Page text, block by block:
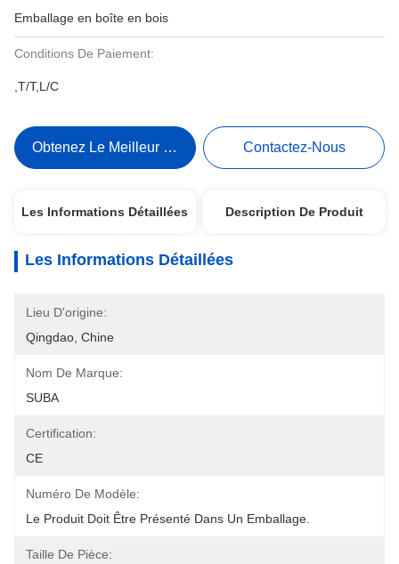
Emballage en boîte en bois
Conditions De Paiement:
,T/T,L/C
Obtenez Le Meilleur Prix Contactez-Nous
Les Informations Détaillées Description De Produit
Les Informations Détaillées
Lieu D'origine:
Qingdao, Chine
Nom De Marque:
SUBA
Certification:
CE
Numéro De Modèle:
Le Produit Doit Être Présenté Dans Un Emballage.
Taille De Pièce: